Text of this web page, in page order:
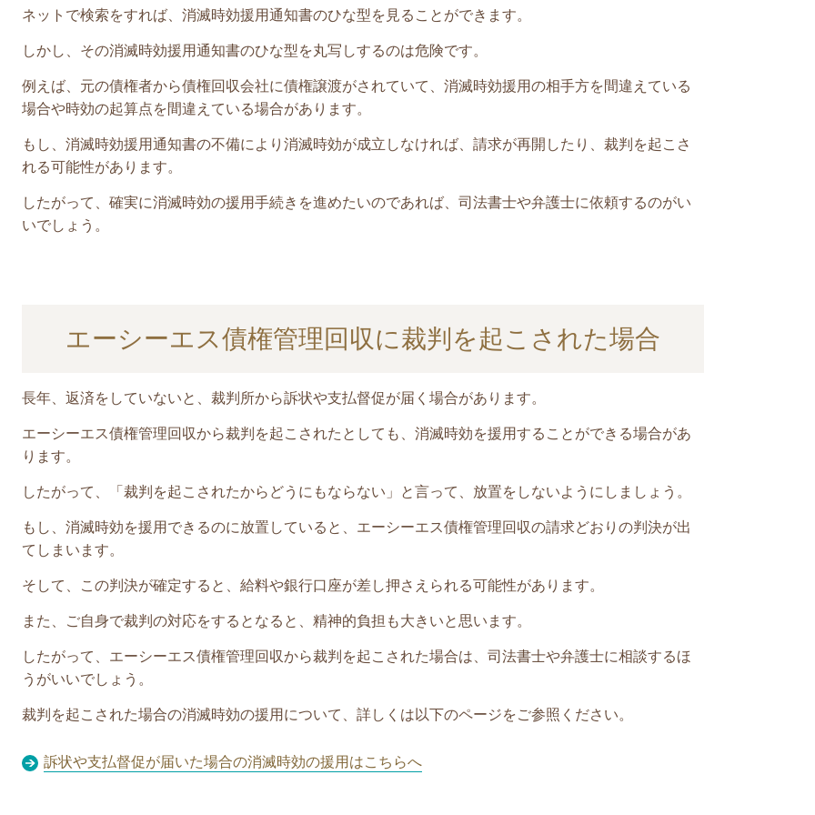
ネットで検索をすれば、消滅時効援用通知書のひな型を見ることができます。
しかし、その消滅時効援用通知書のひな型を丸写しするのは危険です。
例えば、元の債権者から債権回収会社に債権譲渡がされていて、消滅時効援用の相手方を間違えている
場合や時効の起算点を間違えている場合があります。
もし、消滅時効援用通知書の不備により消滅時効が成立しなければ、請求が再開したり、裁判を起こさ
れる可能性があります。
したがって、確実に消滅時効の援用手続きを進めたいのであれば、司法書士や弁護士に依頼するのがい
いでしょう。
エーシーエス債権管理回収に裁判を起こされた場合
長年、 返済をしていないと 、裁判所から訴状や支払督促が届く場合があります。
エーシーエス債権管理回収から裁判を起こされたとしても、消滅時効を援用することができる場合があ
ります。
したがって、「裁判を起こされたからどうにもならない」と言って、放置をしないようにしましょう。
もし、消滅時効を援用できるのに放置していると、 エーシーエス債権管理回収の請求どおりの判決が出
てしまいます。
そして、この判決が確定すると、給料や銀行口座が差し押さえられる可能性があります。
また、ご自身で裁判の対応をするとなると、精神的負担も大きいと思います。
したがって、 エーシーエス債権管理回収から裁判を起こされた場合は、司法書士や弁護士に相談するほ
うがいいでしょう。
裁判を起こされた場合の消滅時効の援用について、詳しくは以下のページをご参照ください。
訴状や支払督促が届いた場合の消滅時効の援用はこちらへ